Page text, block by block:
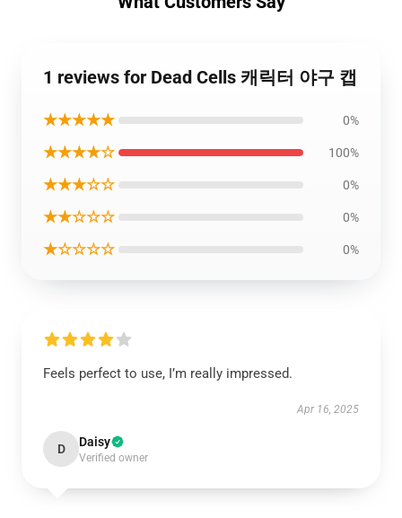
1 reviews for Dead Cells 캐릭터 야구 캡
★★★★★ 0%
★★★★☆ 100%
★★★☆☆ 0%
★★☆☆☆ 0%
★☆☆☆☆ 0%
Feels perfect to use, I’m really impressed.
Apr 16, 2025
D Daisy
Verified owner